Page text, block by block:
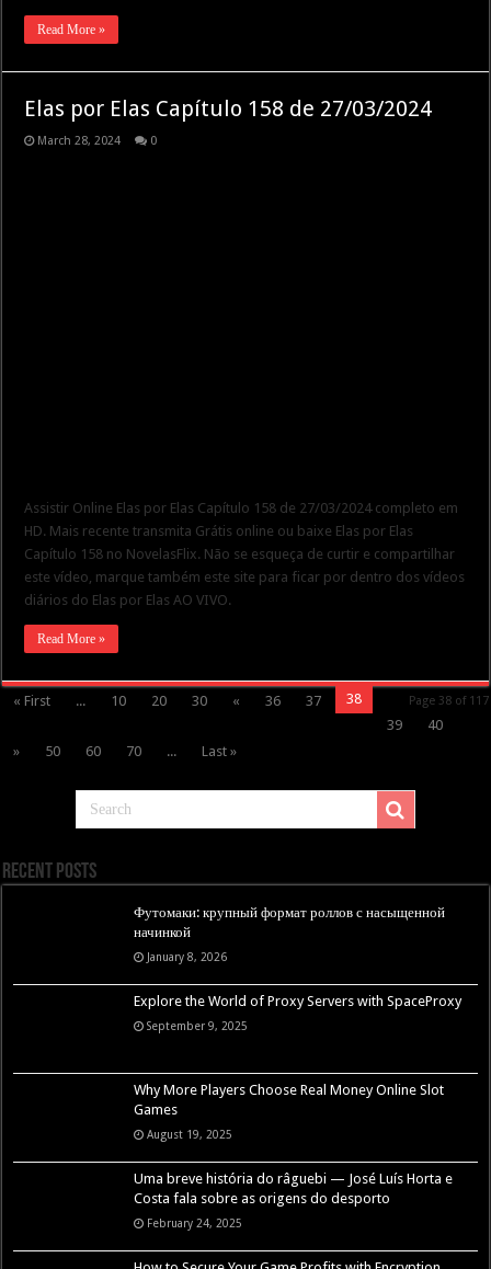
Read More »
Elas por Elas Capítulo 158 de 27/03/2024
March 28, 2024 0
Assistir Online Elas por Elas Capítulo 158 de 27/03/2024 completo em
HD. Mais recente transmita Grátis online ou baixe Elas por Elas
Capítulo 158 no NovelasFlix. Não se esqueça de curtir e compartilhar
este vídeo, marque também este site para ficar por dentro dos vídeos
diários do Elas por Elas AO VIVO.
Read More »
Page 38 of 117
« First ... 10 20 30 « 36 37
38
39
40
»
50 60 70 ... Last »
Recent Posts
Футомаки: крупный формат роллов с насыщенной
начинкой
January 8, 2026
Explore the World of Proxy Servers with SpaceProxy
September 9, 2025
Why More Players Choose Real Money Online Slot
Games
August 19, 2025
Uma breve história do râguebi — José Luís Horta e
Costa fala sobre as origens do desporto
February 24, 2025